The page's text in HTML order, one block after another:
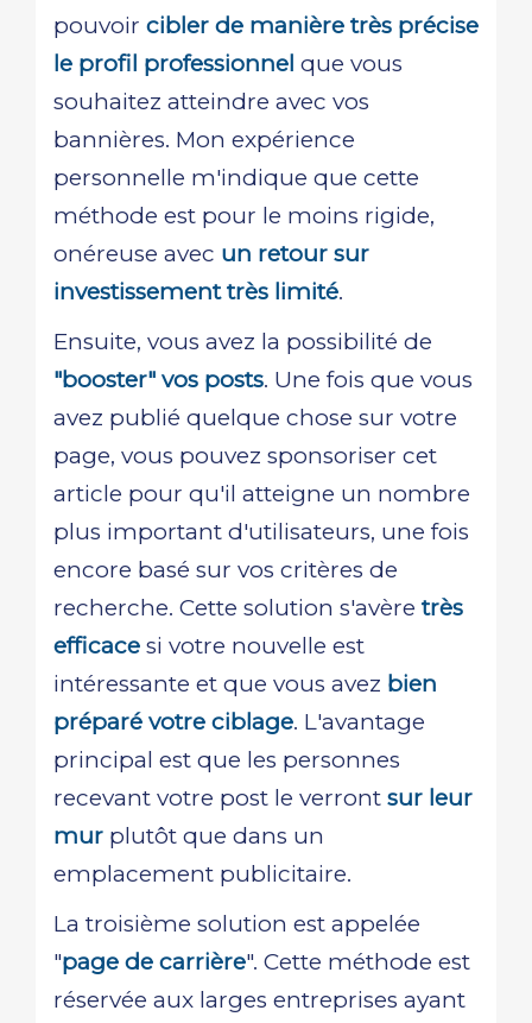
pouvoir cibler de manière très précise
le profil professionnel que vous
souhaitez atteindre avec vos
bannières. Mon expérience
personnelle m'indique que cette
méthode est pour le moins rigide,
onéreuse avec un retour sur
investissement très limité.
Ensuite, vous avez la possibilité de
"booster" vos posts. Une fois que vous
avez publié quelque chose sur votre
page, vous pouvez sponsoriser cet
article pour qu'il atteigne un nombre
plus important d'utilisateurs, une fois
encore basé sur vos critères de
recherche. Cette solution s'avère très
efficace si votre nouvelle est
intéressante et que vous avez bien
préparé votre ciblage. L'avantage
principal est que les personnes
recevant votre post le verront sur leur
mur plutôt que dans un
emplacement publicitaire.
La troisième solution est appelée
"page de carrière". Cette méthode est
réservée aux larges entreprises ayant